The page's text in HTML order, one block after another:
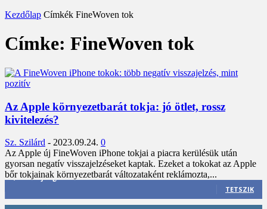
Kezdőlap Címkék FineWoven tok
Címke: FineWoven tok
Az Apple környezetbarát tokja: jó ötlet, rossz
kivitelezés?
Sz. Szilárd - 2023.09.24. 0
Az Apple új FineWoven iPhone tokjai a piacra kerülésük után
gyorsan negatív visszajelzéseket kaptak. Ezeket a tokokat az Apple
bőr tokjainak környezetbarát változataként reklámozta,...
3,452 Rajongók
TETSZIK